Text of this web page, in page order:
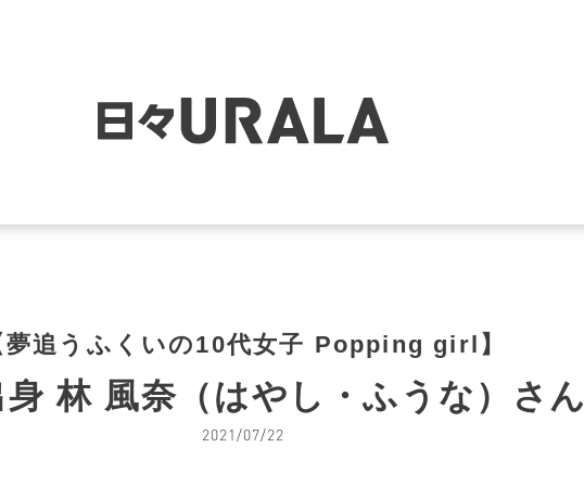
夢追うふくいの10代女子 Popping girl】
身 林 風奈（はやし・ふうな）さん
2021/07/22